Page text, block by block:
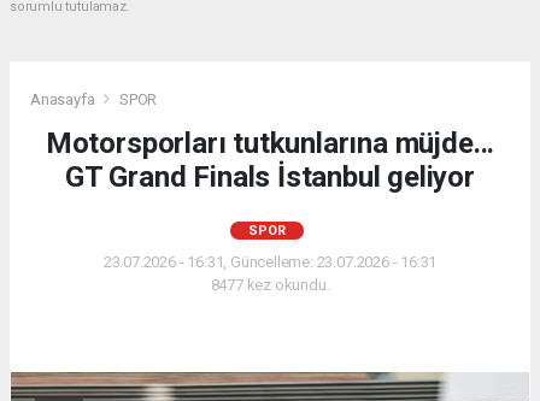
sorumlu tutulamaz.
Anasayfa SPOR
Motorsporları tutkunlarına müjde...
GT Grand Finals İstanbul geliyor
SPOR
23.07.2026 - 16:31, Güncelleme: 23.07.2026 - 16:31
8477 kez okundu.